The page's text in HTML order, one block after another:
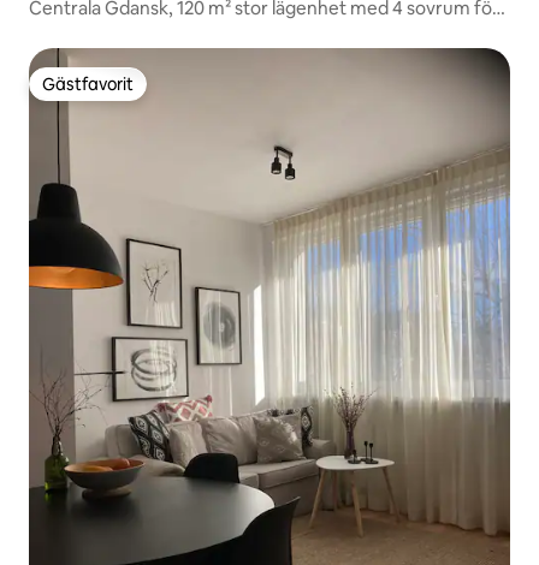
Centrala Gdansk, 120 m² stor lägenhet med 4 sovrum för
Gästfavorit
Gästfavorit